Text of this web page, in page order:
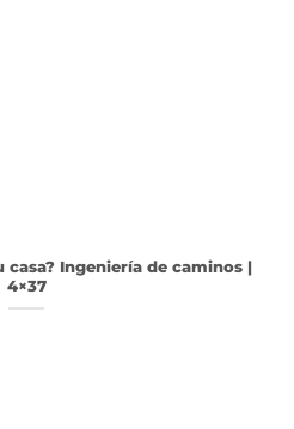
casa? Ingeniería de caminos |
4×37